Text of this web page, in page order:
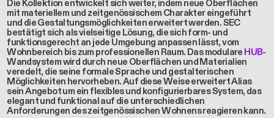
Die Kollektion entwickelt sich weiter, indem neue Oberflächen
mit materiellem und zeitgenössischem Charakter eingeführt
und die Gestaltungsmöglichkeiten erweitert werden. SEC
bestätigt sich als vielseitige Lösung, die sich form- und
funktionsgerecht an jede Umgebung anpassen lässt, vom
Wohnbereich bis zum professionellen Raum. Das modulare HUB-
Wandsystem wird durch neue Oberflächen und Materialien
veredelt, die seine formale Sprache und gestalterischen
Möglichkeiten hervorheben. Auf diese Weise erweitert Alias
sein Angebot um ein flexibles und konfigurierbares System, das
elegant und funktional auf die unterschiedlichen
Anforderungen des zeitgenössischen Wohnens reagieren kann.